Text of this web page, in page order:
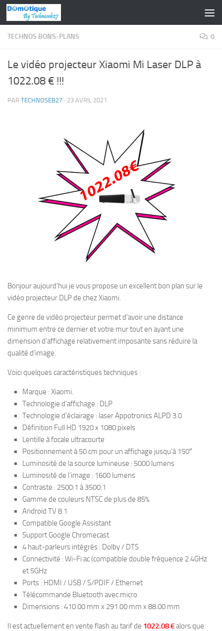
Skip to content
TECHNOS BONS-PLANS 0
Le vidéo projecteur Xiaomi Mi Laser DLP à
1022.08 € !!!
PAR TECHNOSEB27 · 23 AVRIL 2021
Bonjour aujourd’hui je vous propose un excellent bon plan sur le
vidéo projecteur DLP de chez Xiaomi.
Ce genre de vidéo projecteur permet d’avoir une distance
minimum entre ce dernier et votre mur tout en ayant une
dimension d’affichage relativement imposante sans réduire la
qualité d’image.
Voici quelques caractéristiques techniques :
Marque : Xiaomi.
Technologie d’affichage : DLP
Technologie d’éclairage : laser Appotronics ALPD 3.0
Définition Full HD 1920 x 1080 pixels
Lentille à focale ultracourte
Positionnement à 50 cm pour un affichage jusqu’à 150″
Luminosité de la source lumineuse : 5000 lumens
Luminosité de l’image : 1600 lumens
Contraste : 2500:1 à 3500:1
Gamme de couleurs NTSC de plus de 85%
Android TV 8.1
Compatible Google Assistant
Support Google Chromecast
4 haut-parleurs intégrés : Dolby / DTS
Connectivité : Wi-Fi ac (compatible double fréquence 2.4GHz
et 5GHz
Ports : HDMI / USB / S/PDIF / Ethernet
Télécommande Bluetooth avec micro
Dimensions : 410.00 mm x 291.00 mm x 88.00 mm
Il est actuellement en vente flash au tarif de 1022.08 €alors que